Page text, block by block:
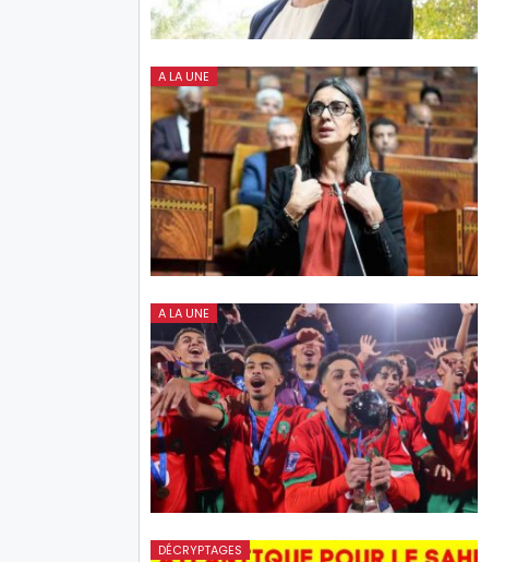
A LA UNE
A LA UNE
DÉCRYPTAGES